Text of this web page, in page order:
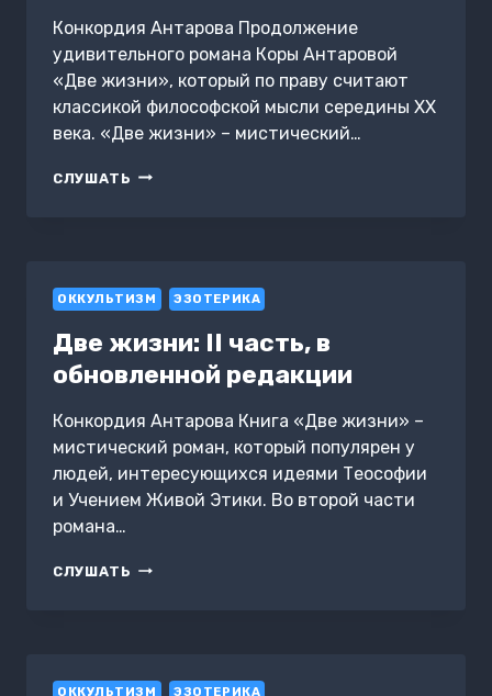
Конкордия Антарова Продолжение
удивительного романа Коры Антаровой
«Две жизни», который по праву считают
классикой философской мысли середины XX
века. «Две жизни» – мистический…
СЛУШАТЬ ДВЕ
ОККУЛЬТИЗМ ЭЗОТЕРИКА
Две жизни: II часть, в
обновленной редакции
Конкордия Антарова Книга «Две жизни» –
мистический роман, который популярен у
людей, интересующихся идеями Теософии
и Учением Живой Этики. Во второй части
романа…
СЛУШАТЬ ДВЕ
ОККУЛЬТИЗМ ЭЗОТЕРИКА